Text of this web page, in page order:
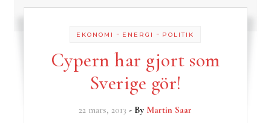
EKONOMI - ENERGI - POLITIK
Cypern har gjort som
Sverige gör!
22 mars, 2013 - By Martin Saar